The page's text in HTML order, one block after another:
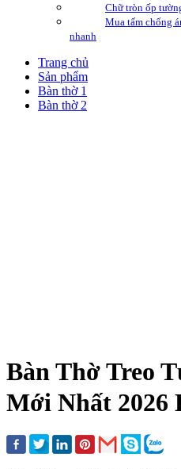
Chữ tròn ốp
Mua tấm chống
nhanh
Trang chủ
Sản phẩm
Bàn thờ 1
Bàn thờ 2
Bàn Thờ Treo
Mới Nhất 2026